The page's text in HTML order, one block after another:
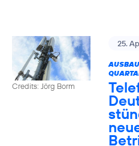
Credits: Jörg Borm
25.